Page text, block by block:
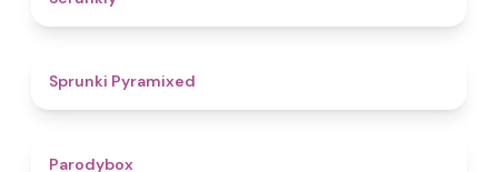
Sprunki Pyramixed
Parodybox